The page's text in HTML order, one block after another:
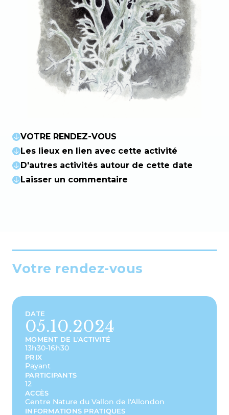
VOTRE RENDEZ-VOUS
Les lieux en lien avec cette activité
D'autres activités autour de cette date
Laisser un commentaire
Votre rendez-vous
DATE
05.10.2024
MOMENT DE L'ACTIVITÉ
13h30-16h30
PRIX
Payant
PARTICIPANTS
12
ACCÈS
Centre Nature du Vallon de l'Allondon
INFORMATIONS PRATIQUES